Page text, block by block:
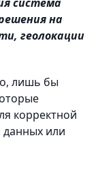
на
геолокации
лишь бы
корректной
данных или